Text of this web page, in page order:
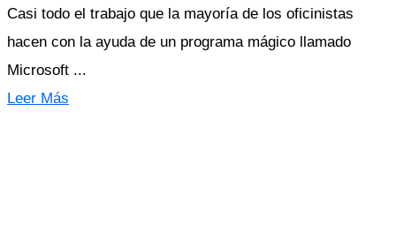
Casi todo el trabajo que la mayoría de los oficinistas
hacen con la ayuda de un programa mágico llamado
Microsoft ...
Leer Más